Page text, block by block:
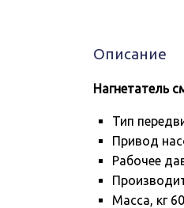
Описание
Нагнетатель
Тип
Привод
Рабочее
Масса, кг 60